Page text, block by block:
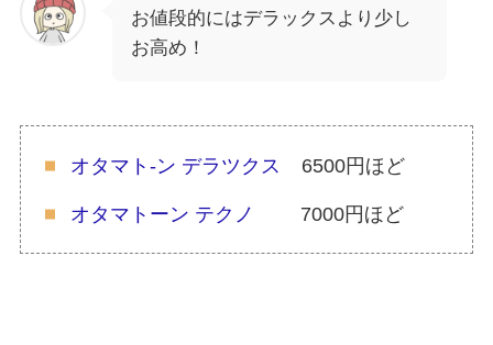
お値段的にはデラックスより少し
お高め！
オタマト-ン デラツクス 6500円ほど
オタマトーン テクノ 7000円ほど